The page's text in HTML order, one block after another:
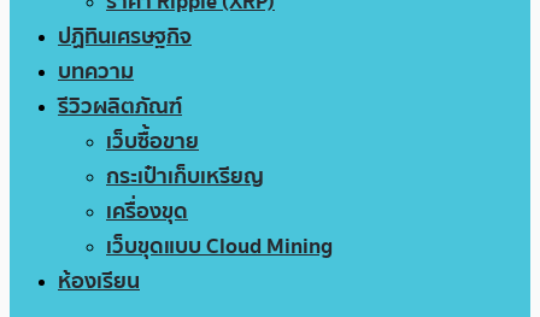
ปฏิทินเศรษฐกิจ
บทความ
รีวิวผลิตภัณฑ์
เว็บซื้อขาย
กระเป๋าเก็บเหรียญ
เครื่องขุด
เว็บขุดแบบ Cloud Mining
ห้องเรียน